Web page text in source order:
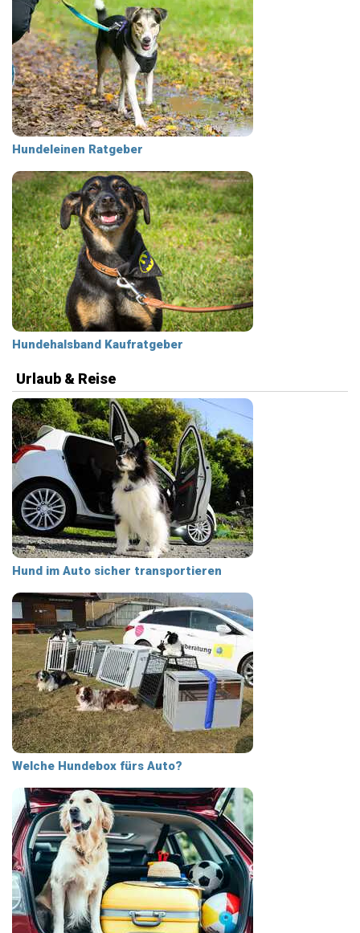
Hundeleinen Ratgeber
Hundehalsband Kaufratgeber
Urlaub & Reise
Hund im Auto sicher transportieren
Welche Hundebox fürs Auto?